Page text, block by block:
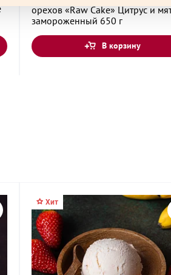
проспект Ленина, 30
проспект
орехов «Raw Cake» Цитрус и
замороженный 650 г
В корзину
Хит